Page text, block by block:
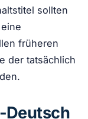
sollten
früheren
der tatsächlich
Deutsch